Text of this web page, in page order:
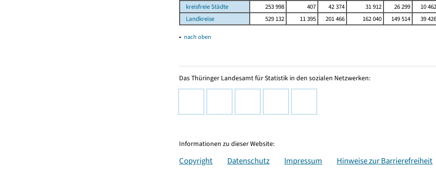
kreisfreie Städte
253 998 407 42 374 31 912 26 299 10 462
Landkreise
529 132 11 395 201 466 162 040 149 514 39 426
▴ nach oben
Das Thüringer Landesamt für Statistik in den sozialen Netzwerken:
Informationen zu dieser Website:
Copyright Datenschutz Impressum Hinweise zur Barrierefreiheit